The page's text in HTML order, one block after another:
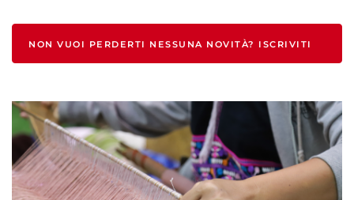
NON VUOI PERDERTI NESSUNA NOVITÀ? ISCRIVITI